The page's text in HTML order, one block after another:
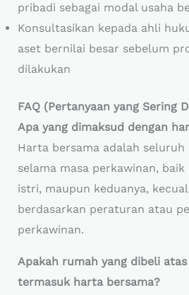
pribadi sebagai modal usaha
Konsultasikan kepada ahli
aset bernilai besar sebelum
dilakukan
FAQ (Pertanyaan yang Sering
Apa yang dimaksud dengan
Harta bersama adalah
selama masa perkawinan,
istri, maupun keduanya,
berdasarkan peraturan atau
perkawinan.
Apakah rumah yang dibeli
termasuk harta bersama?